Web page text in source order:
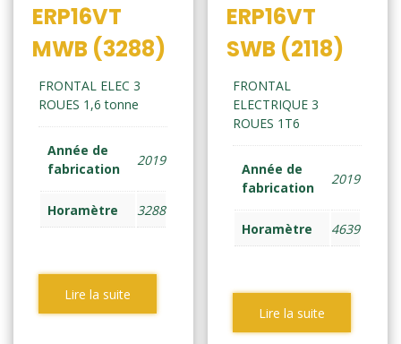
ERP16VT
MWB (3288)
FRONTAL ELEC 3
ROUES 1,6 tonne
Année de
fabrication
2019
Horamètre 3288
Lire la suite
ERP16VT
SWB (2118)
FRONTAL
ELECTRIQUE 3
ROUES 1T6
Année de
fabrication
2019
Horamètre 4639
Lire la suite